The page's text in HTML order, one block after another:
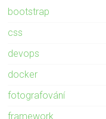
bootstrap
css
devops
docker
fotografování
framework